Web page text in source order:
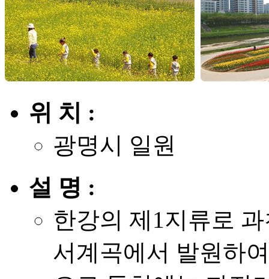
위 치 :
광명시 일원
설 명 :
한강의 제1지류로
서계곡에서 발원하